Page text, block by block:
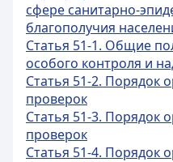
сфере санитарно-
благополучия
Статья 51-1. Общие
особого контроля и
Статья 51-2. Порядок
проверок
Статья 51-3. Порядок
проверок
Статья 51-4. Порядок